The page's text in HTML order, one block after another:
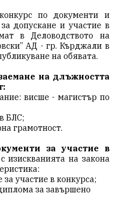
по документи и
допускане и участие в
в Деловодството на
АД - гр. Кърджали в
на обявата.
на длъжността
висше - магистър по
БЛС;
грамотност.
за участие в
изискванията на закона
за участие в конкурса;
за завършено